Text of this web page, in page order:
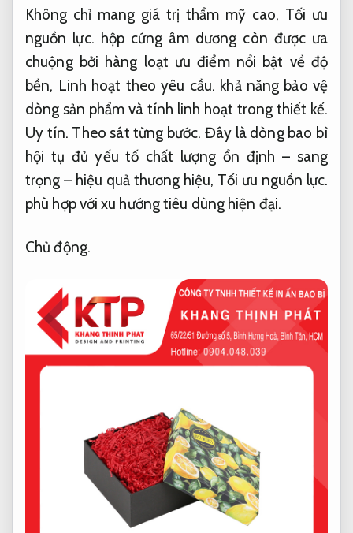
Không chỉ mang giá trị thẩm mỹ cao, Tối ưu
nguồn lực. hộp cứng âm dương còn được ưa
chuộng bởi hàng loạt ưu điểm nổi bật về độ
bền, Linh hoạt theo yêu cầu. khả năng bảo vệ
dòng sản phẩm và tính linh hoạt trong thiết kế.
Uy tín. Theo sát từng bước. Đây là dòng bao bì
hội tụ đủ yếu tố chất lượng ổn định – sang
trọng – hiệu quả thương hiệu, Tối ưu nguồn lực.
phù hợp với xu hướng tiêu dùng hiện đại.
Chủ động.